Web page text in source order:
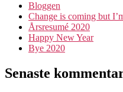
Bloggen
Change is coming but
Årsresumé 2020
Happy New Year
Bye 2020
Senaste